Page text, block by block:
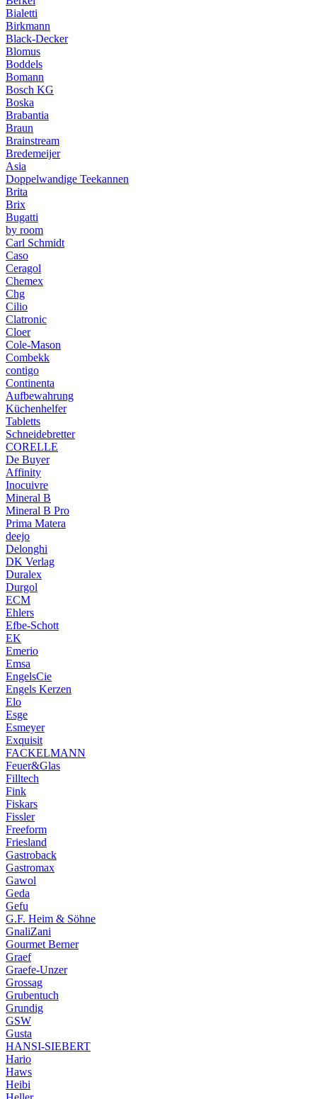
Bialetti
Birkmann
Black-Decker
Blomus
Boddels
Bomann
Bosch KG
Boska
Brabantia
Braun
Brainstream
Bredemeijer
Asia
Doppelwandige Teekannen
Brita
Brix
Bugatti
by room
Carl Schmidt
Caso
Ceragol
Chemex
Chg
Cilio
Clatronic
Cloer
Cole-Mason
Combekk
contigo
Continenta
Aufbewahrung
Küchenhelfer
Tabletts
Schneidebretter
CORELLE
De Buyer
Affinity
Inocuivre
Mineral B
Mineral B Pro
Prima Matera
deejo
Delonghi
DK Verlag
Duralex
Durgol
ECM
Ehlers
Efbe-Schott
EK
Emerio
Emsa
EngelsCie
Engels Kerzen
Elo
Esge
Esmeyer
Exquisit
FACKELMANN
Feuer&Glas
Filltech
Fink
Fiskars
Fissler
Freeform
Friesland
Gastroback
Gastromax
Gawol
Geda
Gefu
G.F. Heim & Söhne
GnaliZani
Gourmet Berner
Graef
Graefe-Unzer
Grossag
Grubentuch
Grundig
GSW
Gusta
HANSI-SIEBERT
Hario
Haws
Heibi